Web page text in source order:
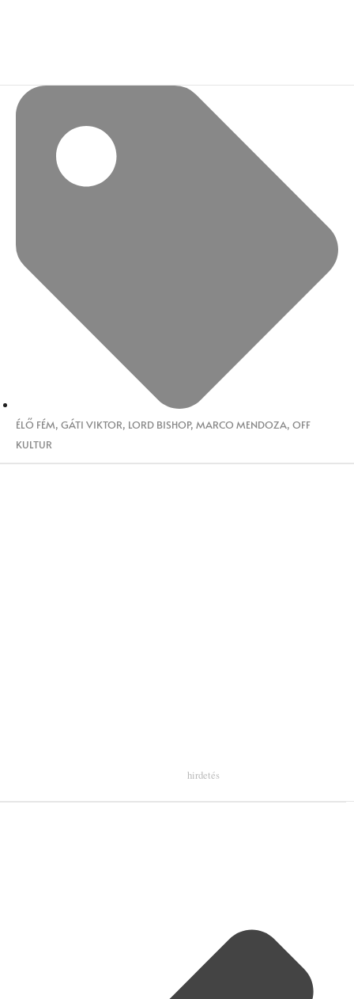
ÉLŐ FÉM, GÁTI VIKTOR, LORD BISHOP, MARCO MENDOZA, OFF
KULTUR